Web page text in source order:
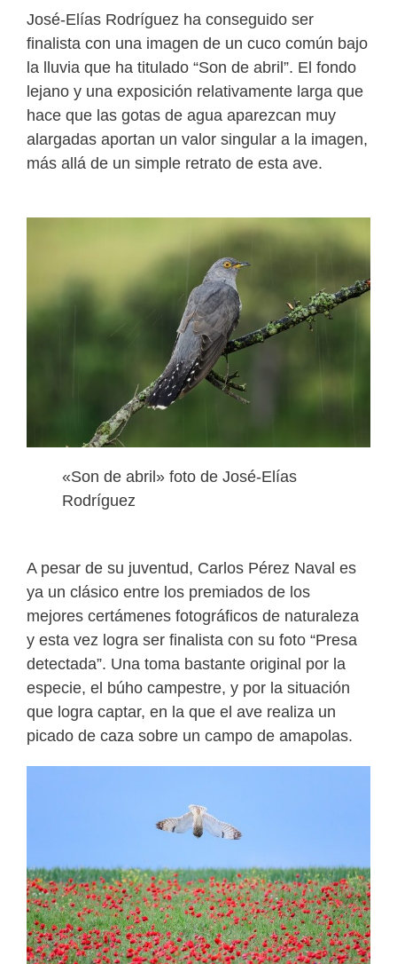
José-Elías Rodríguez ha conseguido ser
finalista con una imagen de un cuco común bajo
la lluvia que ha titulado “Son de abril”. El fondo
lejano y una exposición relativamente larga que
hace que las gotas de agua aparezcan muy
alargadas aportan un valor singular a la imagen,
más allá de un simple retrato de esta ave.
«Son de abril» foto de José-Elías
Rodríguez
A pesar de su juventud, Carlos Pérez Naval es
ya un clásico entre los premiados de los
mejores certámenes fotográficos de naturaleza
y esta vez logra ser finalista con su foto “Presa
detectada”. Una toma bastante original por la
especie, el búho campestre, y por la situación
que logra captar, en la que el ave realiza un
picado de caza sobre un campo de amapolas.